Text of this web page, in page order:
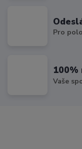
Pro
100%
Vaše